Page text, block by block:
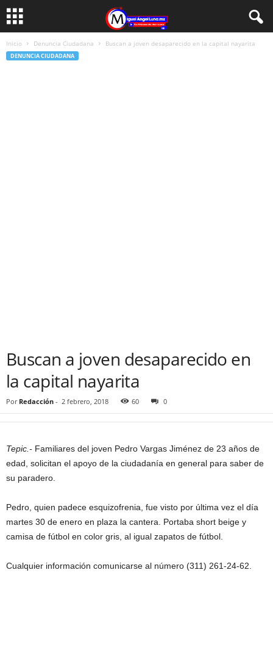
Inicio Denuncia Ciudadana Buscan a joven desaparecido en la capital nayarita
DENUNCIA CIUDADANA
Buscan a joven desaparecido en
la capital nayarita
Por Redacción - 2 febrero, 2018 60 0
Tepic.- Familiares del joven Pedro Vargas Jiménez de 23 años de
edad, solicitan el apoyo de la ciudadanía en general para saber de
su paradero.
Pedro, quien padece esquizofrenia, fue visto por última vez el día
martes 30 de enero en plaza la cantera. Portaba short beige y
camisa de fútbol en color gris, al igual zapatos de fútbol.
Cualquier información comunicarse al número (311) 261-24-62.